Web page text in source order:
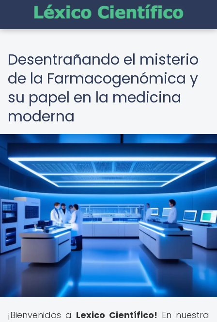
Desentrañando el misterio
de la Farmacogenómica y
su papel en la medicina
moderna
¡Bienvenidos a Lexico Científico! En nuestra